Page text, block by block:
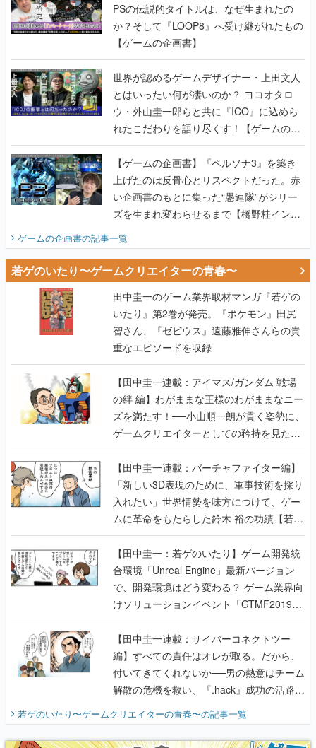
PSの伝説的タイトルは、なぜ生まれたの
か？そして『LOOP8』へ受け継がれたもの
【ゲームの企画書】
世界が認めるゲームデザイナー・上田文人
とはいったい何が凄いのか？ ヨコオタロ
ウ・外山圭一郎らと共に『ICO』に込めら
れたこだわりを語り尽くす！【ゲームの企
画書】
【ゲームの企画書】『ペルソナ3』を築き
上げたのは反骨心とリスペクトだった。赤
い企画書のもとに集った“愚連隊”がシリー
ズを生まれ変わらせるまで【橋野桂インタ
ゲームの企画書の記事一覧
若ゲのいたり〜ゲームクリエイターの青春〜
田中圭一のゲーム業界取材マンガ『若ゲの
いたり』第2巻が発売。『ポケモン』田尻
智さん、『ゼビウス』遠藤雅伸さんらの貴
重なエピソードを収録
【田中圭一連載：アイマス/ガンダム 戦場
の絆 編】わがままな王様のわがままなニー
ズを満たす！──小山順一朗が貫く姿勢に、
ゲームクリエイターとしての矜持を見た
【若ゲのいたり最終回】
【田中圭一連載：バーチャファイター編】
「新しい3D表現のために、軍事技術を採り
入れたい」世界情勢を味方につけて、ゲー
ムに革命をもたらした鈴木 裕の功績【若ゲ
のいたり】
【田中圭一：若ゲのいたり】ゲーム開発統
合環境「Unreal Engine」最新バージョン
で、開発環境はどう変わる？ ゲーム業界向
けソリューションイベント「GTMF2019」
に行って、より理解を深めよう【PR】
【田中圭一連載：サイバーコネクトツー
編】すべての責任はオレが取る。だから、
付いてきてくれないか──男の熱意はチーム
解散の危機を救い、『.hack』成功の活路を
『少年ジャンプ』色だった【若ゲのいた
り】
若ゲのいたり〜ゲームクリエイターの青春〜の記事一覧